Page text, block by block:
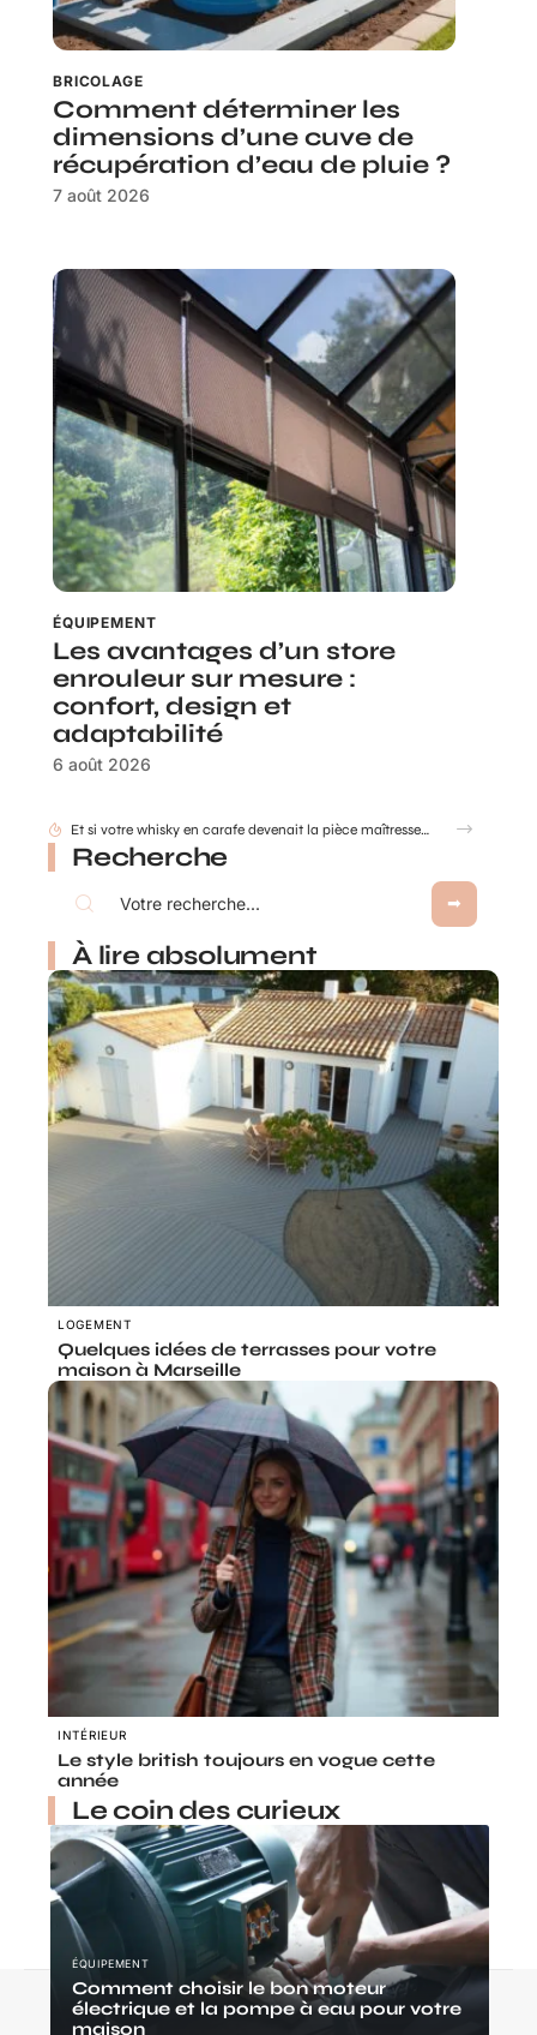
BRICOLAGE
Comment déterminer les
dimensions d’une cuve de
récupération d’eau de pluie ?
7 août 2026
ÉQUIPEMENT
Les avantages d’un store
enrouleur sur mesure :
confort, design et
adaptabilité
6 août 2026
Et si votre whisky en carafe devenait la pièce maîtresse de votre salon ?
Recherche
À lire absolument
LOGEMENT
Quelques idées de terrasses pour votre
maison à Marseille
INTÉRIEUR
Le style british toujours en vogue cette
année
Le coin des curieux
ÉQUIPEMENT
Comment choisir le bon moteur
électrique et la pompe à eau pour votre
maison
Contact Mentions légales Sitemap